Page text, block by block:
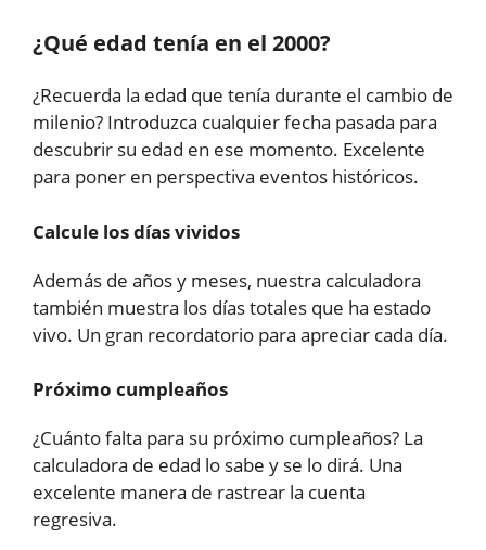
¿Qué edad tenía en el 2000?
¿Recuerda la edad que tenía durante el cambio de
milenio? Introduzca cualquier fecha pasada para
descubrir su edad en ese momento. Excelente
para poner en perspectiva eventos históricos.
Calcule los días vividos
Además de años y meses, nuestra calculadora
también muestra los días totales que ha estado
vivo. Un gran recordatorio para apreciar cada día.
Próximo cumpleaños
¿Cuánto falta para su próximo cumpleaños? La
calculadora de edad lo sabe y se lo dirá. Una
excelente manera de rastrear la cuenta
regresiva.